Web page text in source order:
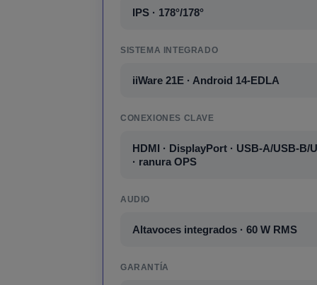
IPS · 178°/178°
SISTEMA INTEGRADO
iiWare 21E · Android 14-EDLA
CONEXIONES CLAVE
HDMI · DisplayPort · USB-A/USB-B/
· ranura OPS
AUDIO
Altavoces integrados · 60 W RMS
GARANTÍA